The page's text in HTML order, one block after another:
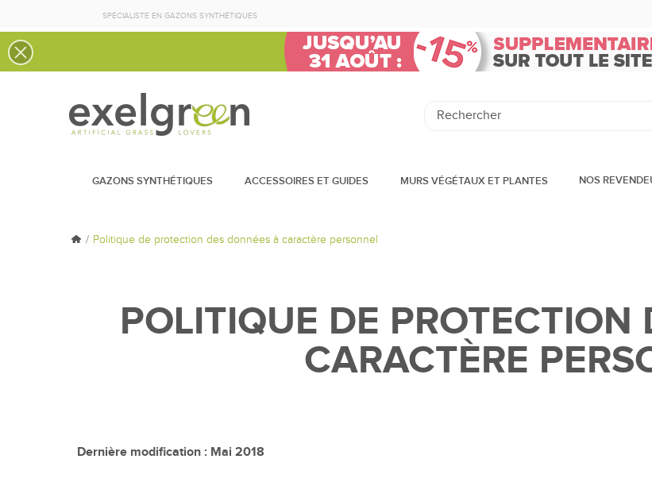
SPÉCIALISTE EN GAZONS SYNTHÉTIQUES
GAZONS SYNTHÉTIQUES ACCESSOIRES ET GUIDES MURS VÉGÉTAUX ET PLANTES NOS
Politique de protection des données à caractère personnel
POLITIQUE DE PROTECTION
CARACTÈRE
Dernière modification : Mai 2018